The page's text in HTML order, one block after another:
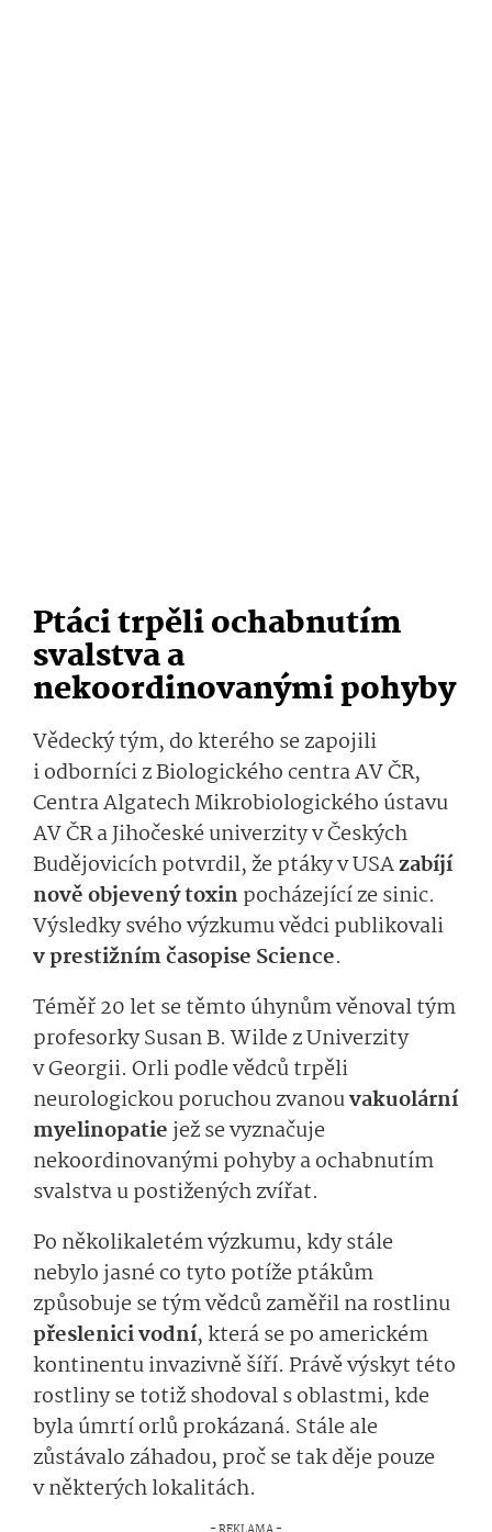
Ptáci trpěli ochabnutím
svalstva a
nekoordinovaný­mi pohyby
Vědecký tým, do kterého se zapojili
i odborníci z Biologického centra AV ČR,
Centra Algatech Mikrobiologického ústavu
AV ČR a Jihočeské univerzity v Českých
Budějovicích potvrdil, že ptáky v USAzabíjí
nově objevený toxinpocházející ze sinic.
Výsledky svého výzkumu vědci publikovali
v prestižním časopise Science.
Téměř 20 let se těmto úhynům věnoval tým
profesorky Susan B. Wilde z Univerzity
v Georgii. Orli podle vědců trpěli
neurologickou poruchou zvanouvakuolární
myelinopatiejež se vyznačuje
nekoordinovanými pohyby a ochabnutím
svalstva u postižených zvířat.
Po několikaletém výzkumu, kdy stále
nebylo jasné co tyto potíže ptákům
způsobuje se tým vědců zaměřil na rostlinu
přeslenici vodní, která se po americkém
kontinentu invazivně šíří. Právě výskyt této
rostliny se totiž shodoval s oblastmi, kde
byla úmrtí orlů prokázaná. Stále ale
zůstávalo záhadou, proč se tak děje pouze
v některých lokalitách.